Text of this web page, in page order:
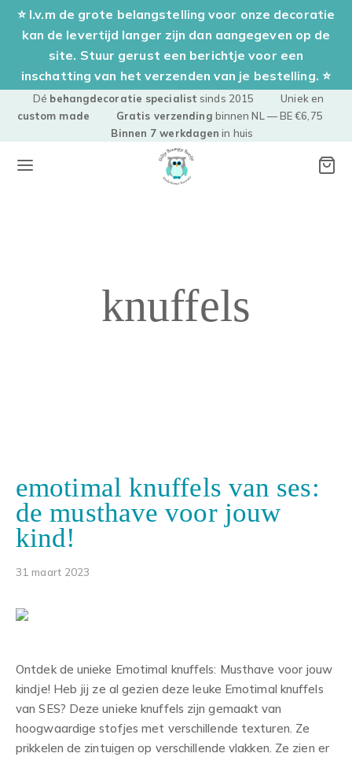
⭐ I.v.m de grote belangstelling voor onze decoratie
kan de levertijd langer zijn dan aangegeven op de
site. Stuur gerust een berichtje voor een
inschatting van het verzenden van je bestelling. ⭐
Dé behangdecoratie specialist sinds 2015 Uniek en
custom made
Gratis verzending binnen NL — BE €6,75
Binnen 7 werkdagen in huis
knuffels
emotimal knuffels van ses:
de musthave voor jouw
kind!
31 maart 2023
Ontdek de unieke Emotimal knuffels: Musthave voor jouw
kindje! Heb jij ze al gezien deze leuke Emotimal knuffels
van SES? Deze unieke knuffels zijn gemaakt van
hoogwaardige stofjes met verschillende texturen. Ze
prikkelen de zintuigen op verschillende vlakken. Ze zien er